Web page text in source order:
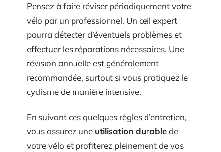
Pensez à faire réviser périodiquement votre
vélo par un professionnel. Un œil expert
pourra détecter d’éventuels problèmes et
effectuer les réparations nécessaires. Une
révision annuelle est généralement
recommandée, surtout si vous pratiquez le
cyclisme de manière intensive.
En suivant ces quelques règles d’entretien,
vous assurez une utilisation durablede
votre vélo et profiterez pleinement de vos